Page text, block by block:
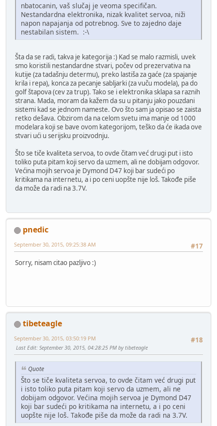
nbatocanin, vaš slučaj je veoma specifičan.
Nestandardna elektronika, nizak kvalitet servoa, niži
napon napajanja od potrebnog. Sve to zajedno daje
nestabilan sistem. :-\
Šta da se radi, takva je kategorija :) Kad se malo razmisli, uvek
smo koristili nestandardne stvari, počev od prezervativa na
kutije (za tadašnju determu), preko lastiša za gaće (za spajanje
krila i repa), konca za pecanje sabljarki (za vuču modela), pa do
golf štapova (cev za trup). Tako se i elektronika sklapa sa raznih
strana. Mada, moram da kažem da su u pitanju jako pouzdani
sistemi kad se jednom nameste. Ovo što sam ja opisao se zaista
retko dešava. Obzirom da na celom svetu ima manje od 1000
modelara koji se bave ovom kategorijom, teško da će ikada ove
stvari ući u serijsku proizvodnju.
Što se tiče kvaliteta servoa, to ovde čitam već drugi put i isto
toliko puta pitam koji servo da uzmem, ali ne dobijam odgovor.
Većina mojih servoa je Dymond D47 koji bar sudeći po
kritikama na internetu, a i po ceni uopšte nije loš. Takođe piše
da može da radi na 3.7V.
pnedic
#17
September 30, 2015, 09:25:38 AM
Sorry, nisam citao pazljivo :)
tibeteagle
#18
September 30, 2015, 03:50:19 PM
Last Edit: September 30, 2015, 04:28:25 PM by tibeteagle
Quote
Što se tiče kvaliteta servoa, to ovde čitam već drugi put
i isto toliko puta pitam koji servo da uzmem, ali ne
dobijam odgovor. Većina mojih servoa je Dymond D47
koji bar sudeći po kritikama na internetu, a i po ceni
uopšte nije loš. Takođe piše da može da radi na 3.7V.